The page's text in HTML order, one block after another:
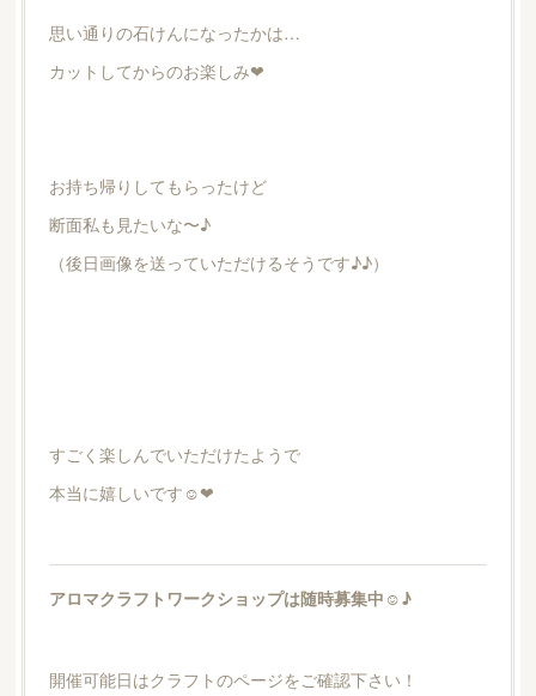
思い通りの石けんになったかは…
カットしてからのお楽しみ❤︎
お持ち帰りしてもらったけど
断面私も見たいな〜♪
（後日画像を送っていただけるそうです♪♪）
すごく楽しんでいただけたようで
本当に嬉しいです☺︎❤︎
アロマクラフトワークショップは随時募集中☺︎♪
開催可能日はクラフトのページをご確認下さい！